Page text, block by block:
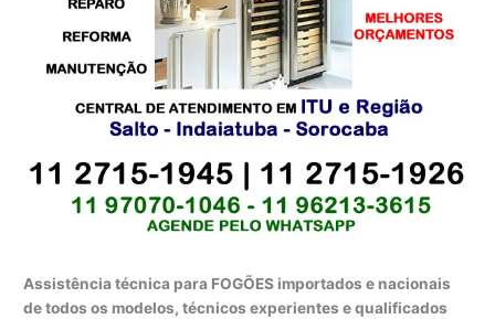
Assistência técnica para FOGÕES importados e nacionais
de todos os modelos, técnicos experientes e qualificados